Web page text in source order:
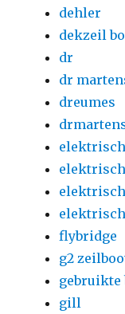
dehler
dekzeil
dr
dr
dreumes
flybridge
g2
gebruikte
gill